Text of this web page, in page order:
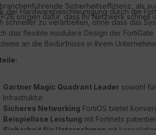
Sicherheitseffizienz, als
sorgen dafür, dass Ihr Netzwerk schnell
der Hardwarebeschleunigung durch die
schneller zu verarbeiten, ohne dass das
das flexible modulare Design der
an die Bedürfnisse in Ihrem
Gartner Magic Quadrant Leader sowohl
Infrastruktur
Sicheres Networking FortiOS bietet
Beispiellose Leistung mit Fortinets
Sicherheit für Unternehmen mit